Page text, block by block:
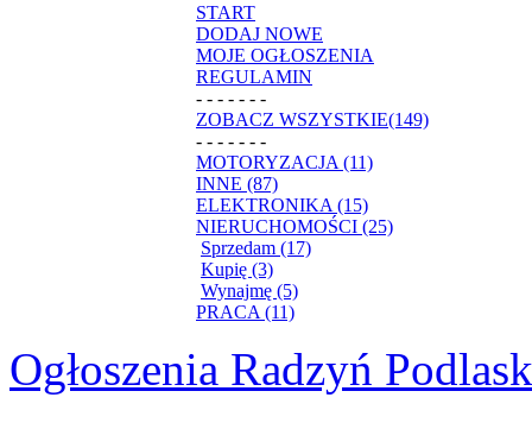
START
DODAJ NOWE
MOJE OGŁOSZENIA
REGULAMIN
- - - - - - -
ZOBACZ WSZYSTKIE(149)
- - - - - - -
MOTORYZACJA (11)
INNE (87)
ELEKTRONIKA (15)
NIERUCHOMOŚCI (25)
Sprzedam (17)
Kupię (3)
Wynajmę (5)
PRACA (11)
Ogłoszenia Radzyń